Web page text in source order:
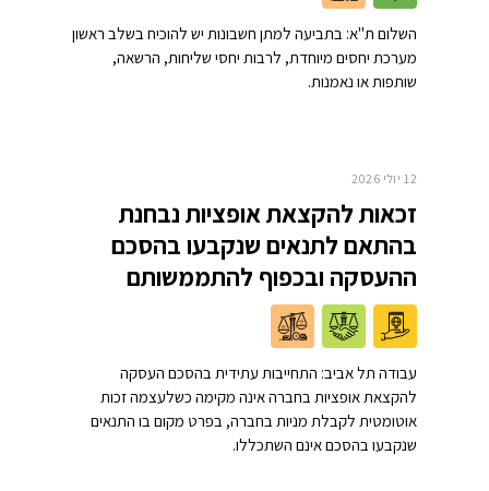
השלום ת"א: בתביעה למתן חשבונות יש להוכיח בשלב ראשון
מערכת יחסים מיוחדת, לרבות יחסי שליחות, הרשאה,
שותפות או נאמנות.
12 יולי 2026
זכאות להקצאת אופציות נבחנת
בהתאם לתנאים שנקבעו בהסכם
ההעסקה ובכפוף להתממשותם
עבודה תל אביב: התחייבות עתידית בהסכם העסקה
להקצאת אופציות בחברה אינה מקימה כשלעצמה זכות
אוטומטית לקבלת מניות בחברה, בפרט מקום בו התנאים
שנקבעו בהסכם אינם השתכללו.